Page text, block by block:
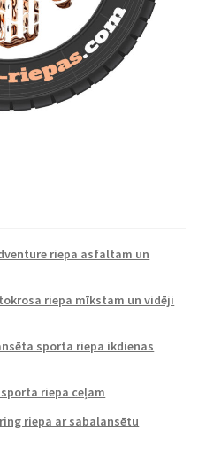
riepa asfaltam un
riepa mīkstam un vidēji
sporta riepa ikdienas
sporta riepa ceļam
riepa ar sabalansētu